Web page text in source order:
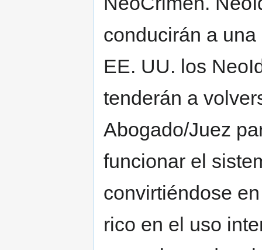
conducirán a
EE. UU. los
tenderán a
Abogado/Juez
funcionar el
convirtiéndose
rico en el uso